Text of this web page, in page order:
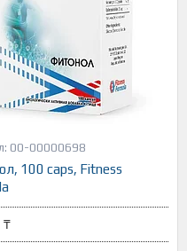
00-00000698
100 caps, Fitness
₸